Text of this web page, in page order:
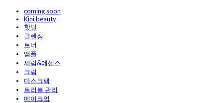
coming soon
Kini beauty
핫딜
클렌징
토너
앰플
세럼&에센스
크림
마스크팩
트러블 관리
메이크업